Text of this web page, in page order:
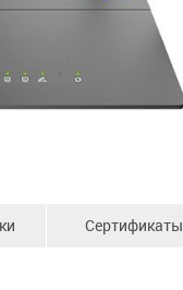
Сертификаты